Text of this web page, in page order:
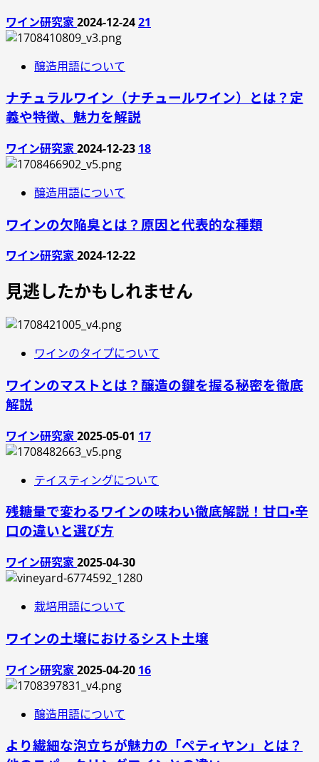
ワイン研究家2024-12-2421
醸造用語について
ナチュラルワイン（ナチュールワイン）とは？定
義や特徴、魅力を解説
ワイン研究家2024-12-23 18
醸造用語について
ワインの欠陥臭とは？原因と代表的な種類
ワイン研究家2024-12-22
見逃したかもしれません
ワインのタイプについて
ワインのマストとは？醸造の鍵を握る秘密を徹底
解説
ワイン研究家2025-05-01 17
テイスティングについて
残糖量で変わるワインの味わい徹底解説！甘口・辛
口の違いと選び方
ワイン研究家2025-04-30
栽培用語について
ワインの土壌におけるシスト土壌
ワイン研究家2025-04-20 16
醸造用語について
より繊細な泡立ちが魅力の「ペティヤン」とは？